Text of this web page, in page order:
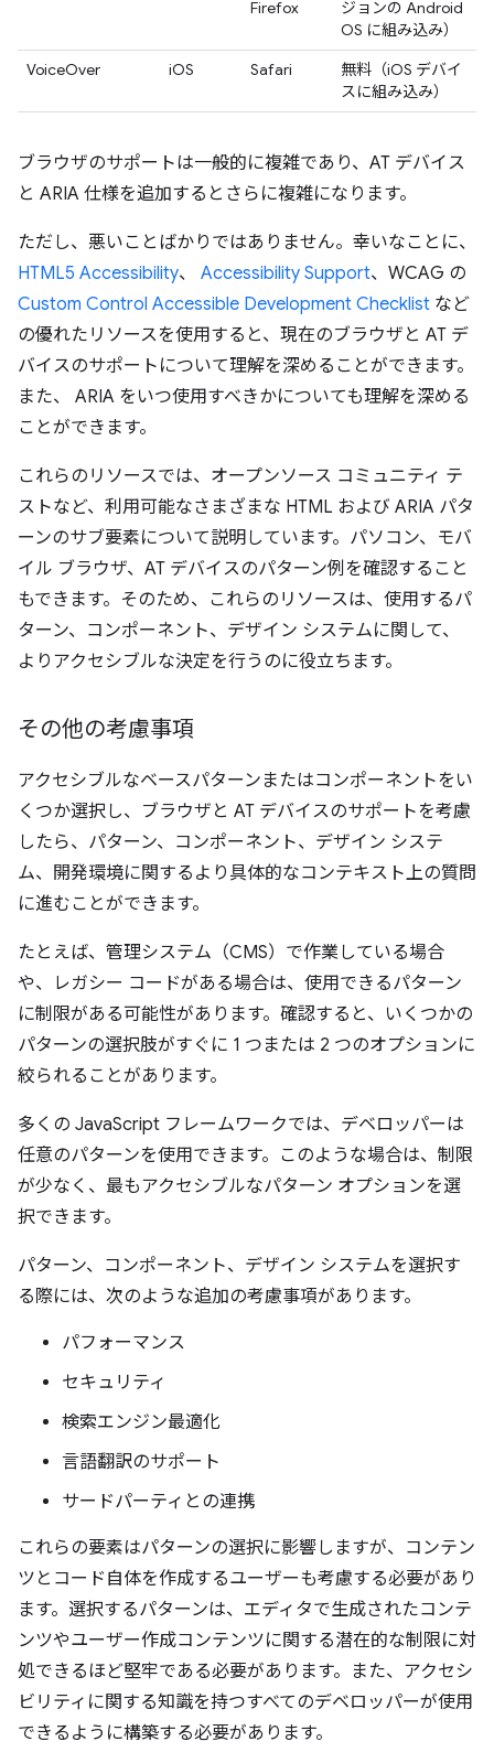
Firefox
ジョンの Android
OS に組み込み）
VoiceOver
iOS Safari
無料（iOS デバイ
スに組み込み）
ブラウザのサポートは一般的に複雑であり、AT デバイス
と ARIA 仕様を追加するとさらに複雑になります。
ただし、悪いことばかりではありません。幸いなことに、
HTML5 Accessibility、 Accessibility Support、WCAG の
Custom Control Accessible Development Checklist など
の優れたリソースを使用すると、現在のブラウザと AT デ
バイスのサポートについて理解を深めることができます。
また、 ARIA をいつ使用すべきかについても理解を深める
ことができます。
これらのリソースでは、オープンソース コミュニティ テ
ストなど、利用可能なさまざまな HTML および ARIA パタ
ーンのサブ要素について説明しています。パソコン、モバ
イル ブラウザ、AT デバイスのパターン例を確認すること
もできます。そのため、これらのリソースは、使用するパ
ターン、コンポーネント、デザイン システムに関して、
よりアクセシブルな決定を行うのに役立ちます。
その他の考慮事項
アクセシブルなベースパターンまたはコンポーネントをい
くつか選択し、ブラウザと AT デバイスのサポートを考慮
したら、パターン、コンポーネント、デザイン システ
ム、開発環境に関するより具体的なコンテキスト上の質問
に進むことができます。
たとえば、管理システム（CMS）で作業している場合
や、レガシー コードがある場合は、使用できるパターン
に制限がある可能性があります。確認すると、いくつかの
パターンの選択肢がすぐに 1 つまたは 2 つのオプションに
絞られることがあります。
多くの JavaScript フレームワークでは、デベロッパーは
任意のパターンを使用できます。このような場合は、制限
が少なく、最もアクセシブルなパターン オプションを選
択できます。
パターン、コンポーネント、デザイン システムを選択す
る際には、次のような追加の考慮事項があります。
パフォーマンス
セキュリティ
検索エンジン最適化
言語翻訳のサポート
サードパーティとの連携
これらの要素はパターンの選択に影響しますが、コンテン
ツとコード自体を作成するユーザーも考慮する必要があり
ます。選択するパターンは、エディタで生成されたコンテ
ンツやユーザー作成コンテンツに関する潜在的な制限に対
処できるほど堅牢である必要があります。また、アクセシ
ビリティに関する知識を持つすべてのデベロッパーが使用
できるように構築する必要があります。